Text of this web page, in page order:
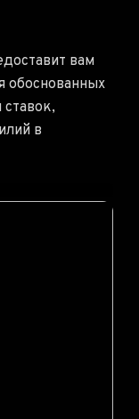
вам
обоснованных
в